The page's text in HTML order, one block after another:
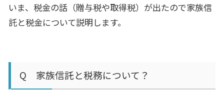
いま、税金の話（贈与税や取得税）が出たので家族信
託と税金について説明します。
Q 家族信託と税務について？